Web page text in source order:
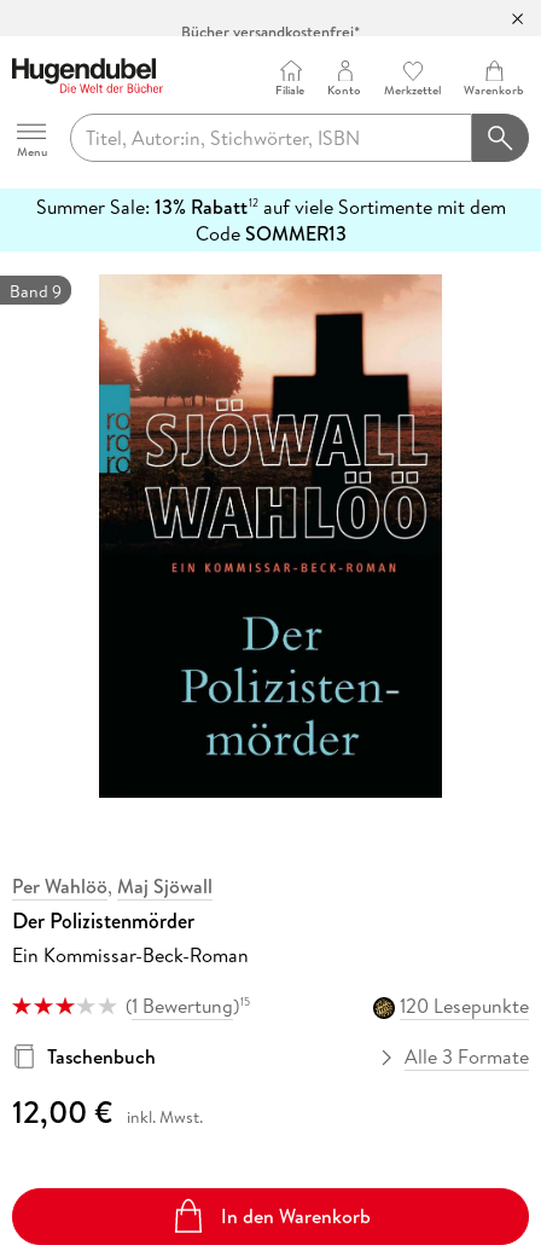
Abholung in über 100 Filialen
Hugendubel
Menu
Filiale Konto Merkzettel Warenkorb
Summer Sale: 13% Rabatt12auf viele Sortimente mit dem
CodeSOMMER13
erfahren
Band 9
Per Wahlöö, Maj Sjöwall
Der Polizistenmörder
Ein Kommissar-Beck-Roman
(1 Bewertung)15
120 Lesepunkte
Taschenbuch
Alle 3 Formate
12,00 € inkl. Mwst.
In den Warenkorb